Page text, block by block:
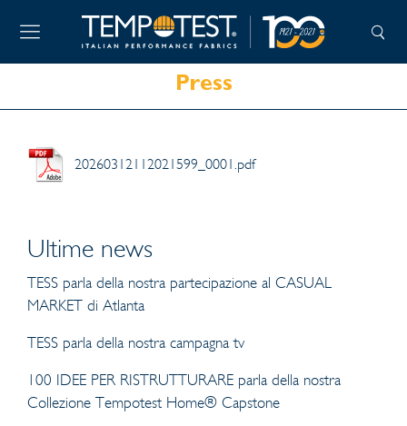
Press
20260312112021599_0001.pdf
Ultime news
TESS parla della nostra partecipazione al CASUAL
MARKET di Atlanta
TESS parla della nostra campagna tv
100 IDEE PER RISTRUTTURARE parla della nostra
Collezione Tempotest Home® Capstone